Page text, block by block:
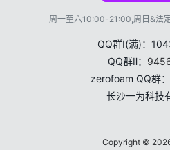
周一至六10:00-21:00,周日&法
QQ群Ⅰ(满)：
QQ群Ⅱ：
zerofoam QQ群
长沙一为科技
Copyright ©